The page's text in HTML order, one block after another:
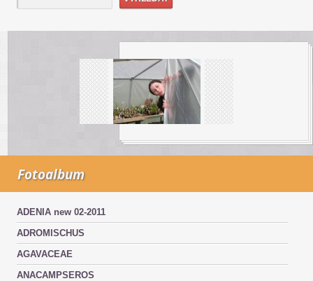
Fotoalbum
ADENIA new 02-2011
ADROMISCHUS
AGAVACEAE
ANACAMPSEROS